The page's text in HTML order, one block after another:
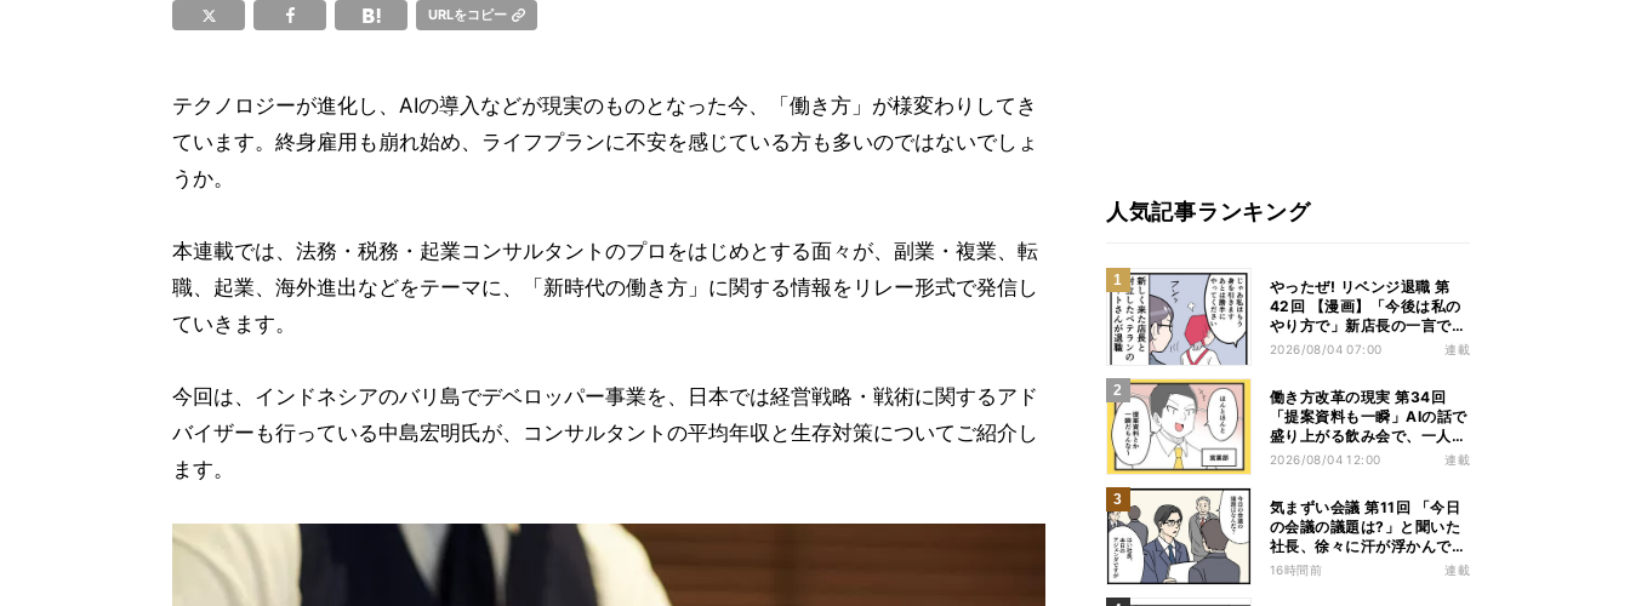
URLをコピー
テクノロジーが進化し、AIの導入などが現実のものとなった今、「働き方」が様変わりしてき
ています。終身雇用も崩れ始め、ライフプランに不安を感じている方も多いのではないでしょ
うか。
本連載では、法務・税務・起業コンサルタントのプロをはじめとする面々が、副業・複業、転
職、起業、海外進出などをテーマに、「新時代の働き方」に関する情報をリレー形式で発信し
ていきます。
今回は、インドネシアのバリ島でデベロッパー事業を、日本では経営戦略・戦術に関するアド
バイザーも行っている中島宏明氏が、コンサルタントの平均年収と生存対策についてご紹介し
ます。
人気記事ランキング
やったぜ! リベンジ退職 第
42回 【漫画】「今後は私の
やり方で」新店長の一言でベ
テラン退職→崩壊した現場
2026/08/04 07:00 連載
働き方改革の現実 第34回
「提案資料も一瞬」AIの話で
盛り上がる飲み会で、一人だ
け笑えなかった理由
2026/08/04 12:00 連載
気まずい会議 第11回 「今日
の会議の議題は?」と聞いた
社長、徐々に汗が浮かんでき
た
16時間前 連載